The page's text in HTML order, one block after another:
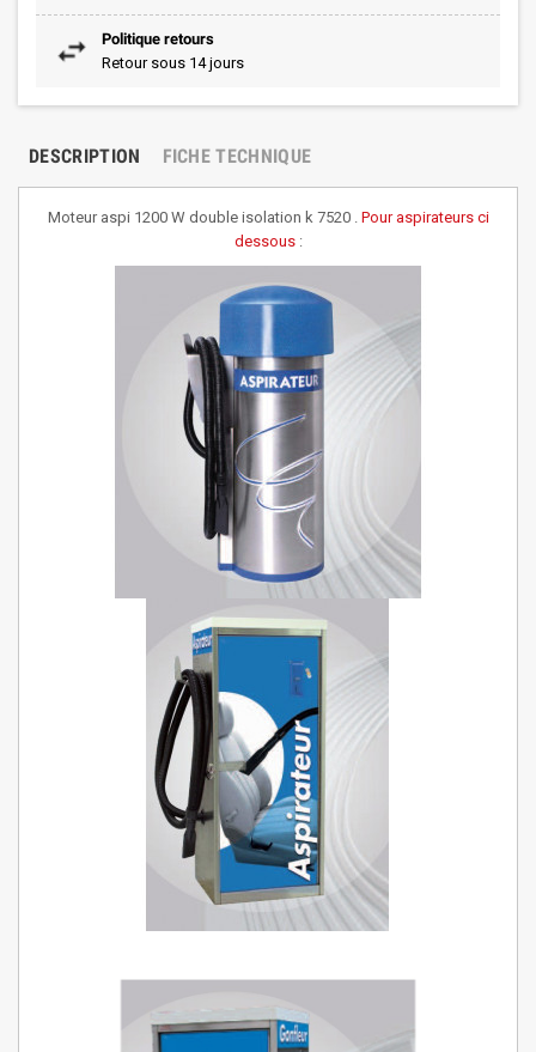
Politique retours
Retour sous 14 jours
DESCRIPTION FICHE TECHNIQUE
Moteur aspi 1200 W double isolation k 7520 . Pour aspirateurs ci
dessous: